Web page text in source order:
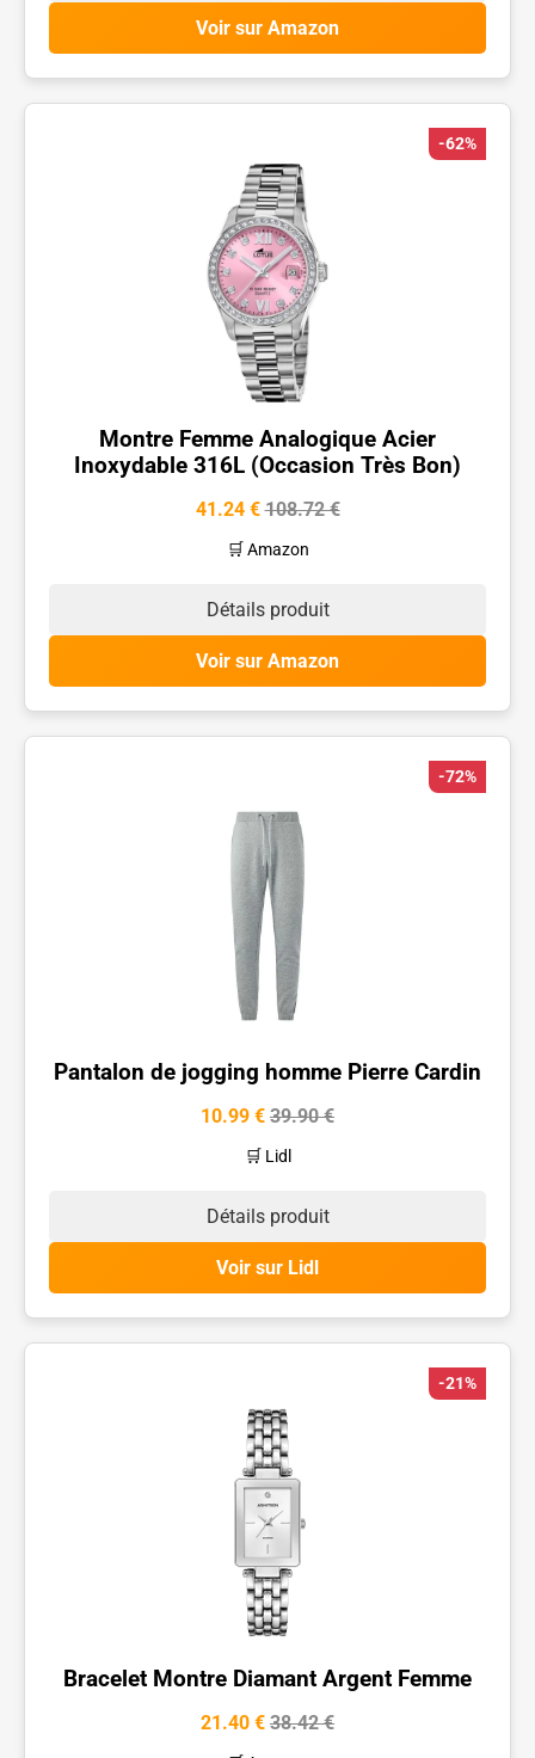
Voir sur Amazon
-62%
Montre Femme Analogique Acier
Inoxydable 316L (Occasion Très Bon)
41.24 €108.72 €
🛒 Amazon
Détails produit
Voir sur Amazon
-72%
Pantalon de jogging homme Pierre Cardin
10.99 € 39.90 €
🛒 Lidl
Détails produit
Voir sur Lidl
-21%
Bracelet Montre Diamant Argent Femme
21.40 € 38.42 €